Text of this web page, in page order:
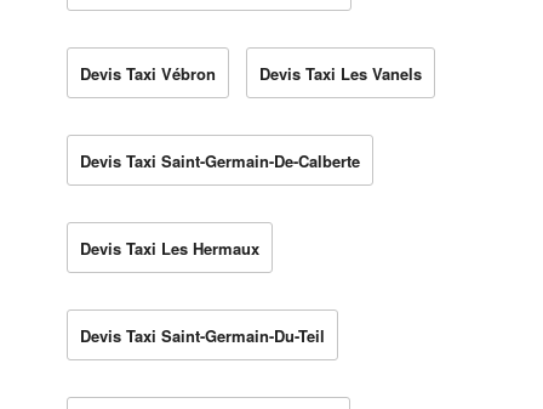
Devis Taxi Vébron Devis Taxi Les Vanels
Devis Taxi Saint-Germain-De-Calberte
Devis Taxi Les Hermaux
Devis Taxi Saint-Germain-Du-Teil